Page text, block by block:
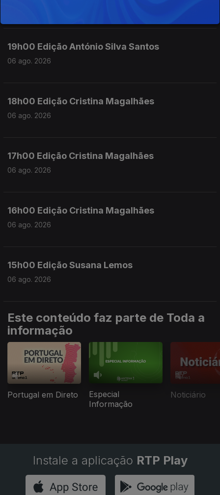
19h00 Edição António Silva Santos
06 ago. 2026
18h00 Edição Cristina Magalhães
06 ago. 2026
17h00 Edição Cristina Magalhães
06 ago. 2026
16h00 Edição Cristina Magalhães
06 ago. 2026
15h00 Edição Susana Lemos
06 ago. 2026
Este conteúdo faz parte de Toda a
informação
Portugal em Direto
Especial
Informação
Noticiário
Instale a aplicação RTP Play